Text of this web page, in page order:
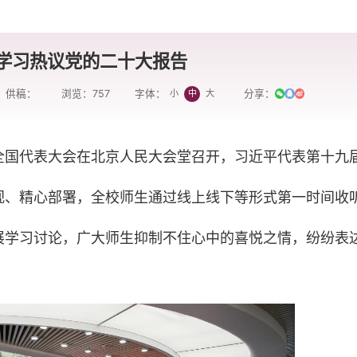
习热议党的二十大报告
供稿： 浏览： 757 字体： 小 中 大 分享：
代表大会在北京人民大会堂召开，习近平代表第十九
精心部署，全校师生通过线上线下等形式第一时间收
习讨论，广大师生抑制不住心中的喜悦之情，纷纷表